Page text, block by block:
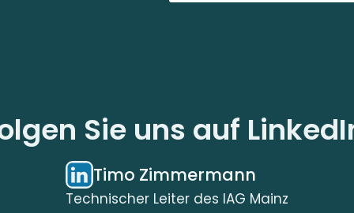
Sie uns auf
Timo Zimmermann
Technischer Leiter des IAG Mainz